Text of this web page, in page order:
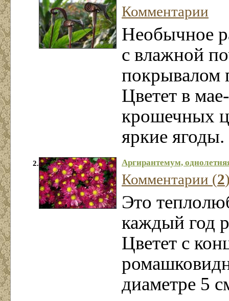
Комментарии
Необычное
с влажной
покрывалом
Цветет в
крошечных
яркие ягоды.
2. Аргирантемум,
Комментарии (2
Это
каждый год
Цветет с
диаметре 5